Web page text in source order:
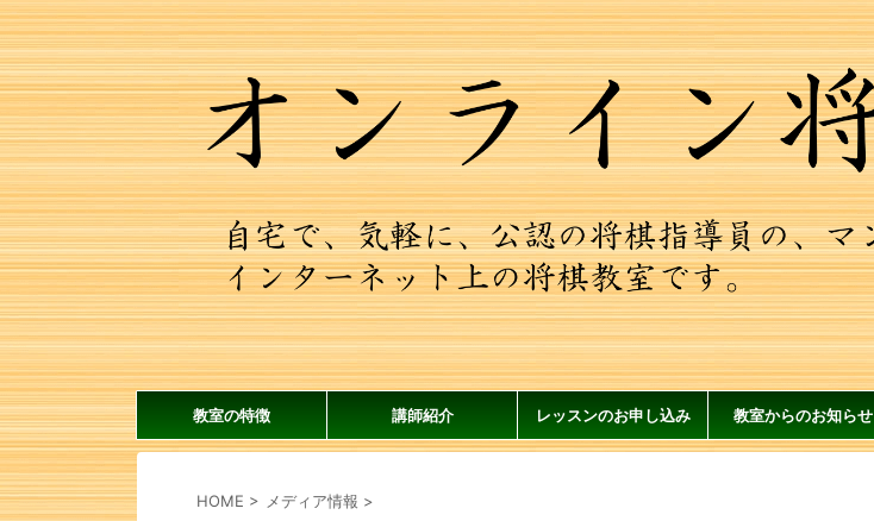
教室の特徴 講師紹介 レッスンのお申し込み 教室からのお知らせ
HOME > メディア情報 >